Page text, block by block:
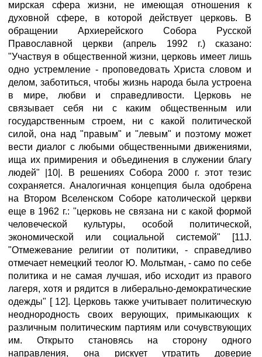
мирская сфера жизни, не имеющая отношения к
духовной сфере, в которой действует церковь. В
обращении Архиерейского Собора Русской
Православной церкви (апрель 1992 г.) сказано:
"Участвуя в общественной жизни, церковь имеет лишь
одно устремление - проповедовать Христа словом и
делом, заботиться, чтобы жизнь народа была устроена
в мире, любви и справедливости. Церковь не
связывает себя ни с каким общественным или
государственным строем, ни с какой политической
силой, она над "правым" и "левым" и поэтому может
вести диалог с любыми общественными движениями,
ища их примирения и объединения в служении благу
людей" |10|. В решениях Собора 2000 г. этот тезис
сохраняется. Аналогичная концепция была одобрена
на Втором Вселенском Соборе католической церкви
еще в 1962 г.: "церковь не связана ни с какой формой
человеческой культуры, особой политической,
экономической или социальной системой" [11J.
"Отмежевание религии от политики, - справедливо
отмечает немецкий теолог Ю. Мольтман, - само по себе
политика и не самая лучшая, ибо исходит из правого
лагеря, хотя и рядится в либерально-демократические
одежды" [ 12]. Церковь также учитывает политическую
неоднородность своих верующих, примыкающих к
различным политическим партиям или сочувствующих
им. Открыто становясь на сторону одного
направления, она рискует утратить доверие